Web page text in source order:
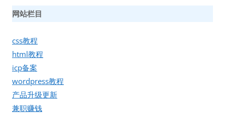
网站栏目
css教程
html教程
icp备案
wordpress教程
产品升级更新
兼职赚钱